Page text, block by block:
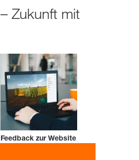
– Zukunft mit
Feedback zur Website